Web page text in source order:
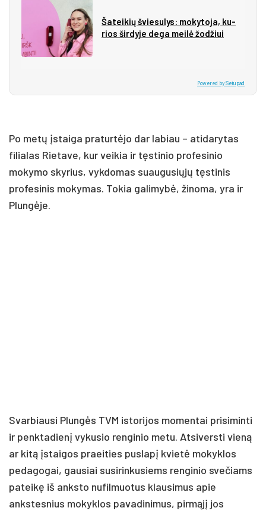
Ša­tei­kių švie­su­lys: mo­ky­to­ja, ku­
rios šir­dy­je de­ga mei­lė žo­džiui
Powered by Setupad
Po metų įstaiga praturtėjo dar labiau – atidarytas
filialas Rietave, kur veikia ir tęstinio profesinio
mokymo skyrius, vykdomas suaugusiųjų tęstinis
profesinis mokymas. Tokia galimybė, žinoma, yra ir
Plungėje.
Svarbiausi Plungės TVM istorijos momentai prisiminti
ir penktadienį vykusio renginio metu. Atsiversti vieną
ar kitą įstaigos praeities puslapį kvietė mokyklos
pedagogai, gausiai susirinkusiems renginio svečiams
pateikę iš anksto nufilmuotus klausimus apie
ankstesnius mokyklos pavadinimus, pirmąjį jos